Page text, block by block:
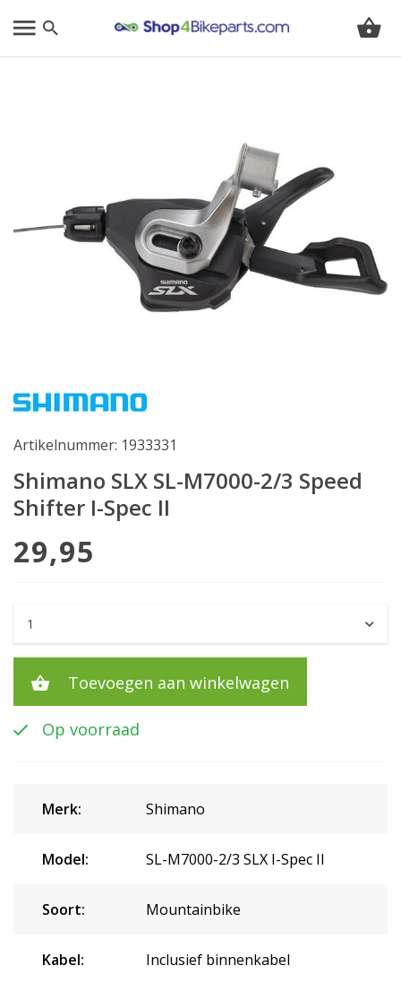
Artikelnummer: 1933331
Shimano SLX SL-M7000-2/3 Speed
Shifter I-Spec II
29,95
Toevoegen aan winkelwagen
Op voorraad
Merk: Shimano
Model: SL-M7000-2/3 SLX I-Spec II
Soort: Mountainbike
Kabel: Inclusief binnenkabel